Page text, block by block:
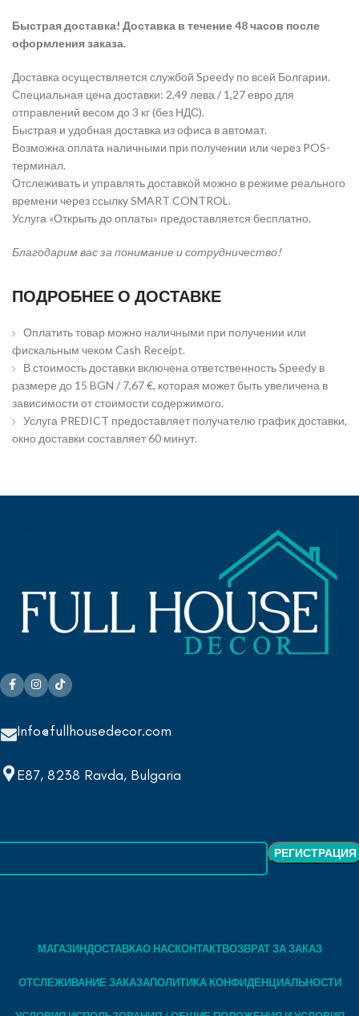
Быстрая доставка! Доставка в течение 48 часов после
оформления заказа.
Доставка осуществляется службой Speedy по всей Болгарии.
Специальная цена доставки: 2,49 лева / 1,27 евро для
отправлений весом до 3 кг (без НДС).
Быстрая и удобная доставка из офиса в автомат.
Возможна оплата наличными при получении или через POS-
терминал.
Отслеживать и управлять доставкой можно в режиме реального
времени через ссылку SMART CONTROL.
Услуга «Открыть до оплаты» предоставляется бесплатно.
Благодарим вас за понимание и сотрудничество!
ПОДРОБНЕЕ О ДОСТАВКЕ
Оплатить товар можно наличными при получении или
фискальным чеком Cash Receipt.
В стоимость доставки включена ответственность Speedy в
размере до 15 BGN / 7,67 €, которая может быть увеличена в
зависимости от стоимости содержимого.
Услуга PREDICT предоставляет получателю график доставки,
окно доставки составляет 60 минут.
Info@fullhousedecor.com
E87, 8238 Ravda, Bulgaria
МАГАЗИНДОСТАВКАО НАСКОНТАКТВОЗВРАТ ЗА ЗАКАЗ
ОТСЛЕЖИВАНИЕ ЗАКАЗАПОЛИТИКА КОНФИДЕНЦИАЛЬНОСТИ